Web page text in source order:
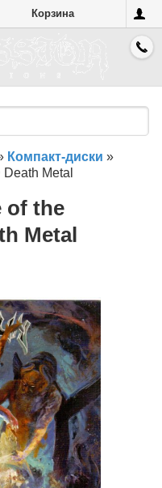
Корзина
Компакт-диски »
Death Metal
of the
Metal